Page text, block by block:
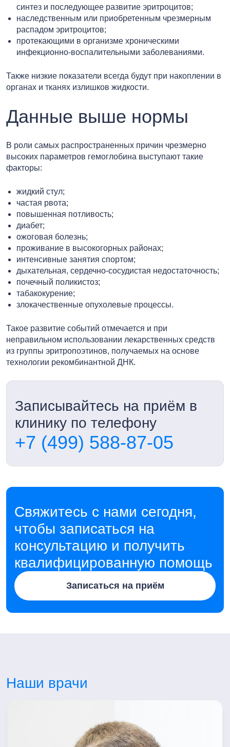
синтез и последующее развитие эритроцитов;
наследственным или приобретенным чрезмерным
распадом эритроцитов;
протекающими в организме хроническими
инфекционно-воспалительными заболеваниями.
Также низкие показатели всегда будут при накоплении в
органах и тканях излишков жидкости.
Данные выше нормы
В роли самых распространенных причин чрезмерно
высоких параметров гемоглобина выступают такие
факторы:
жидкий стул;
частая рвота;
повышенная потливость;
диабет;
ожоговая болезнь;
проживание в высокогорных районах;
интенсивные занятия спортом;
дыхательная, сердечно-сосудистая недостаточность;
почечный поликистоз;
табакокурение;
злокачественные опухолевые процессы.
Такое развитие событий отмечается и при
неправильном использовании лекарственных средств
из группы эритропоэтинов, получаемых на основе
технологии рекомбинантной ДНК.
Записывайтесь на приём в
клинику по телефону
+7 (499) 588-87-05
Свяжитесь с нами сегодня,
чтобы записаться на
консультацию и получить
квалифицированную помощь
Записаться на приём
Наши врачи